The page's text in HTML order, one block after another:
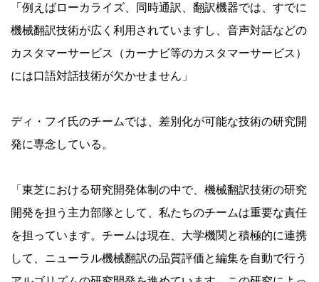
「例えばローカライズ、同時通訳、翻訳機器では、すでに
機械翻訳技術が広く利用されていますし、音声対話などの
カスタマーサービス（カーナビ等のカスタマーサービス）
には口語対話技術が欠かせません」
ディ・フイ氏のチームでは、差別化が可能な技術の研究開
発に専念している。
「東芝における研究開発体制の中で、機械翻訳技術の研究
開発を担う主力部隊として、私たちのチームは重要な責任
を担っています。チームは現在、大学機関と積極的に連携
して、ニューラル機械翻訳の品質評価と編集を自動で行う